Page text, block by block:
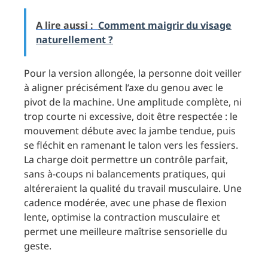
A lire aussi : Comment maigrir du visage
naturellement ?
Pour la version allongée, la personne doit veiller
à aligner précisément l’axe du genou avec le
pivot de la machine. Une amplitude complète, ni
trop courte ni excessive, doit être respectée : le
mouvement débute avec la jambe tendue, puis
se fléchit en ramenant le talon vers les fessiers.
La charge doit permettre un contrôle parfait,
sans à-coups ni balancements pratiques, qui
altéreraient la qualité du travail musculaire. Une
cadence modérée, avec une phase de flexion
lente, optimise la contraction musculaire et
permet une meilleure maîtrise sensorielle du
geste.